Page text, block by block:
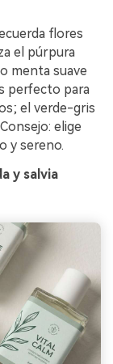
flores
el púrpura
menta suave
perfecto para
el verde-gris
elige
y sereno.
y salvia